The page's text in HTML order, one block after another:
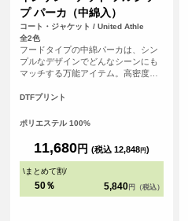
プ パーカ（中綿入）
コート・ジャケット / United Athle
全2色
フードタイプの中綿パーカは、シン
プルなデザインでどんなシーンにも
マッチする万能アイテム。高密度タ
上品な光沢感が魅力。袖口と裾口を
シルエットに調節できるほか、秋冬
す。
DTFプリント
ポリエステル 100%
11,680円 (税込 12,848円)
\まとめて割/
50％ 5,840 円（税込）